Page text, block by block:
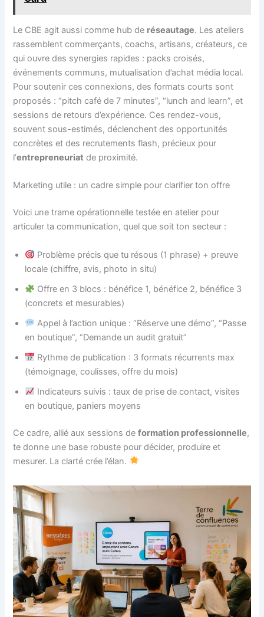
Le CBE agit aussi comme hub de réseautage. Les ateliers
rassemblent commerçants, coachs, artisans, créateurs, ce
qui ouvre des synergies rapides : packs croisés,
événements communs, mutualisation d’achat média local.
Pour soutenir ces connexions, des formats courts sont
proposés : “pitch café de 7 minutes”, “lunch and learn”, et
sessions de retours d’expérience. Ces rendez-vous,
souvent sous-estimés, déclenchent des opportunités
concrètes et des recrutements flash, précieux pour
l’entrepreneuriat de proximité.
Marketing utile : un cadre simple pour clarifier ton offre
Voici une trame opérationnelle testée en atelier pour
articuler ta communication, quel que soit ton secteur :
Problème précis que tu résous (1 phrase) + preuve
locale (chiffre, avis, photo in situ)
Offre en 3 blocs : bénéfice 1, bénéfice 2, bénéfice 3
(concrets et mesurables)
Appel à l’action unique : “Réserve une démo”, “Passe
en boutique”, “Demande un audit gratuit”
Rythme de publication : 3 formats récurrents max
(témoignage, coulisses, offre du mois)
Indicateurs suivis : taux de prise de contact, visites
en boutique, paniers moyens
Ce cadre, allié aux sessions deformation professionnelle,
te donne une base robuste pour décider, produire et
mesurer. La clarté crée l’élan.